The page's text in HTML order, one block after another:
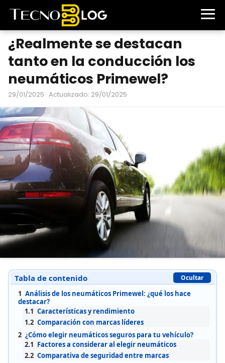
¿Realmente se destacan
tanto en la conducción los
neumáticos Primewel?
29/01/2025 · Actualizado: 29/01/2025
Tabla de contenido Ocultar
1 Análisis de los neumáticos Primewel: ¿qué los hace
destacar?
1.1 Características y rendimiento
1.2 Comparación con marcas líderes
2 ¿Cómo elegir neumáticos seguros para tu vehículo?
2.1 Factores a considerar al elegir neumáticos
2.2 Comparativa de seguridad entre marcas